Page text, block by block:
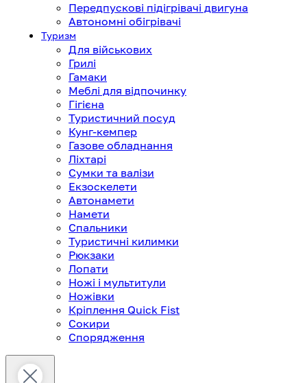
Передпускові підігрівачі двигуна
Автономні обігрівачі
Туризм
Для військових
Грилі
Гамаки
Меблі для відпочинку
Гігієна
Туристичний посуд
Кунг-кемпер
Газове обладнання
Ліхтарі
Сумки та валізи
Екзоскелети
Автонамети
Намети
Спальники
Туристичні килимки
Рюкзаки
Лопати
Ножі і мультитули
Ножівки
Кріплення Quick Fist
Сокири
Спорядження